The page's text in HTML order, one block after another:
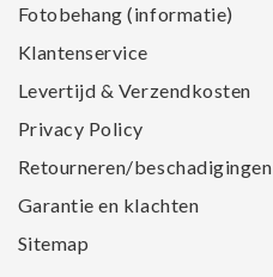
Fotobehang (informatie)
Klantenservice
Levertijd & Verzendkosten
Privacy Policy
Retourneren/beschadigingen
Garantie en klachten
Sitemap